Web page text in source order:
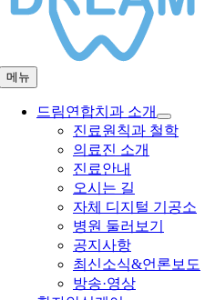
메뉴
드림연합치과 소개
진료원칙과 철학
의료진 소개
진료안내
오시는 길
자체 디지털 기공소
병원 둘러보기
공지사항
최신소식&언론보도
방송·영상